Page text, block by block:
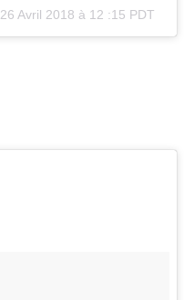
26 Avril 2018 à 12 :15 PDT